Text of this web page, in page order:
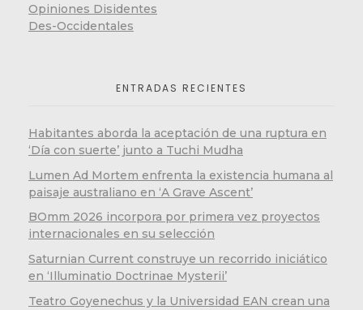
Opiniones Disidentes
Des-Occidentales
ENTRADAS RECIENTES
Habitantes aborda la aceptación de una ruptura en
‘Día con suerte’ junto a Tuchi Mudha
Lumen Ad Mortem enfrenta la existencia humana al
paisaje australiano en ‘A Grave Ascent’
BOmm 2026 incorpora por primera vez proyectos
internacionales en su selección
Saturnian Current construye un recorrido iniciático
en ‘Illuminatio Doctrinae Mysterii’
Teatro Goyenechus y la Universidad EAN crean una